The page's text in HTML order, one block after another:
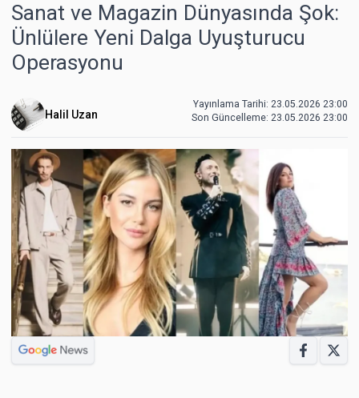
Sanat ve Magazin Dünyasında Şok:
Ünlülere Yeni Dalga Uyuşturucu
Operasyonu
Halil Uzan
Yayınlama Tarihi: 23.05.2026 23:00
Son Güncelleme: 23.05.2026 23:00